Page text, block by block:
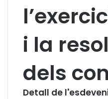
i la
dels
Detall de